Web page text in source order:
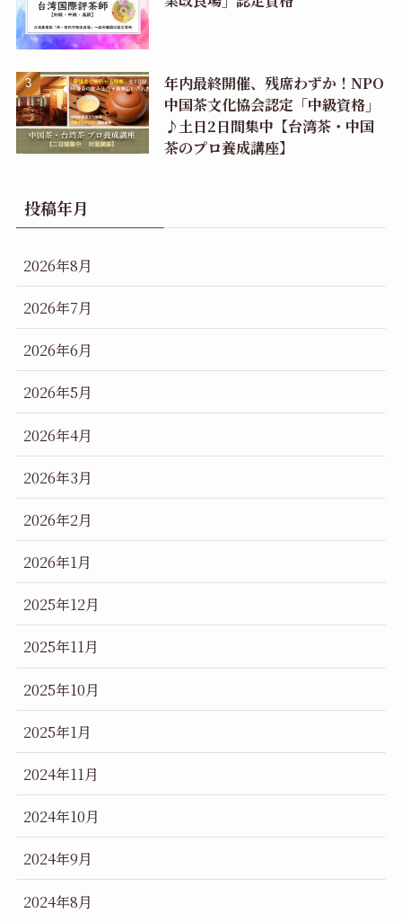
年内最終開催、残席わずか！NPO
中国茶文化協会認定「中級資格」
♪土日2日間集中【台湾茶・中国
茶のプロ養成講座】
投稿年月
2026年8月
2026年7月
2026年6月
2026年5月
2026年4月
2026年3月
2026年2月
2026年1月
2025年12月
2025年11月
2025年10月
2025年1月
2024年11月
2024年10月
2024年9月
2024年8月